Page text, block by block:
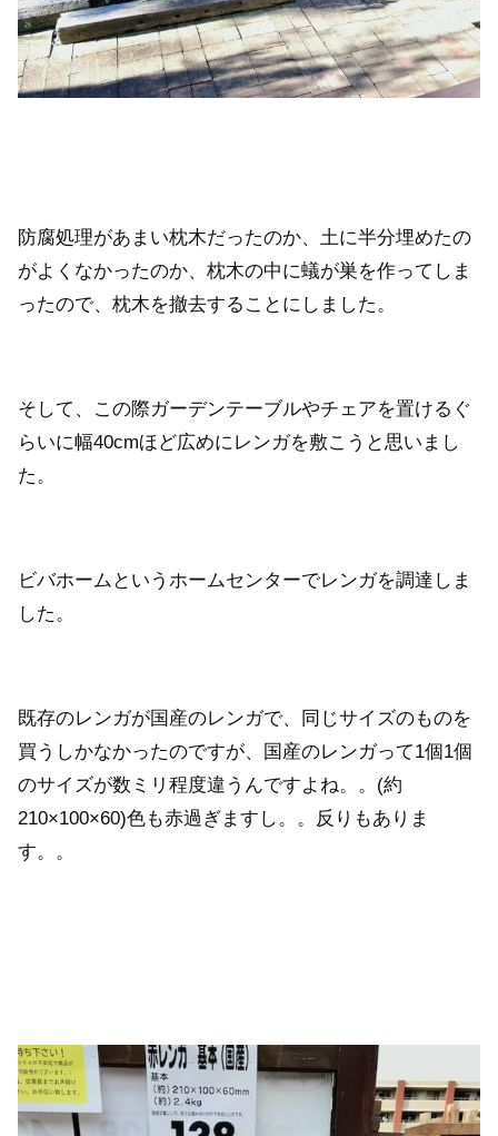
防腐処理があまい枕木だったのか、土に半分埋めたの
がよくなかったのか、枕木の中に蟻が巣を作ってしま
ったので、枕木を撤去することにしました。
そして、この際ガーデンテーブルやチェアを置けるぐ
らいに幅40cmほど広めにレンガを敷こうと思いまし
た。
ビバホームというホームセンターでレンガを調達しま
した。
既存のレンガが国産のレンガで、同じサイズのものを
買うしかなかったのですが、国産のレンガって1個1個
のサイズが数ミリ程度違うんですよね。。(約
210×100×60)色も赤過ぎますし。。反りもありま
す。。